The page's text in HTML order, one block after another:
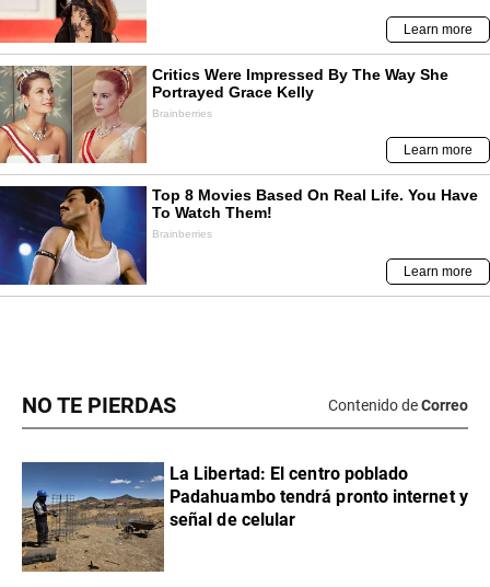
NO TE PIERDAS Contenido deCorreo
La Libertad: El centro poblado
Padahuambo tendrá pronto internet y
señal de celular